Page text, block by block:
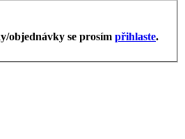
objednávky se prosím přihlaste.